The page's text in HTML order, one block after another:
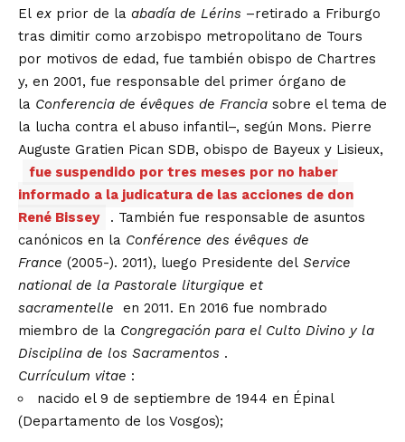
El ex prior de la abadía de Lérins –retirado a Friburgo
tras dimitir como arzobispo metropolitano de Tours
por motivos de edad, fue también obispo de Chartres
y, en 2001, fue responsable del primer órgano de
la Conferencia de évêques de Francia sobre el tema de
la lucha contra el abuso infantil–, según Mons. Pierre
Auguste Gratien Pican SDB, obispo de Bayeux y Lisieux,
fue suspendido por tres meses por no haber
informado a la judicatura de las acciones de don
René Bissey
. También fue responsable de asuntos
canónicos en la Conférence des évêques de
France (2005-). 2011), luego Presidente del Service
national de la Pastorale liturgique et
sacramentelle en 2011. En 2016 fue nombrado
miembro de la Congregación para el Culto Divino y la
Disciplina de los Sacramentos .
Currículum vitae :
nacido el 9 de septiembre de 1944 en Épinal
(Departamento de los Vosgos);